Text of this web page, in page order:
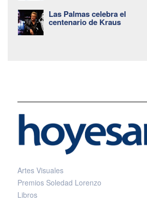
Las Palmas celebra el
centenario de Kraus
Artes Visuales
Premios Soledad Lorenzo
Libros